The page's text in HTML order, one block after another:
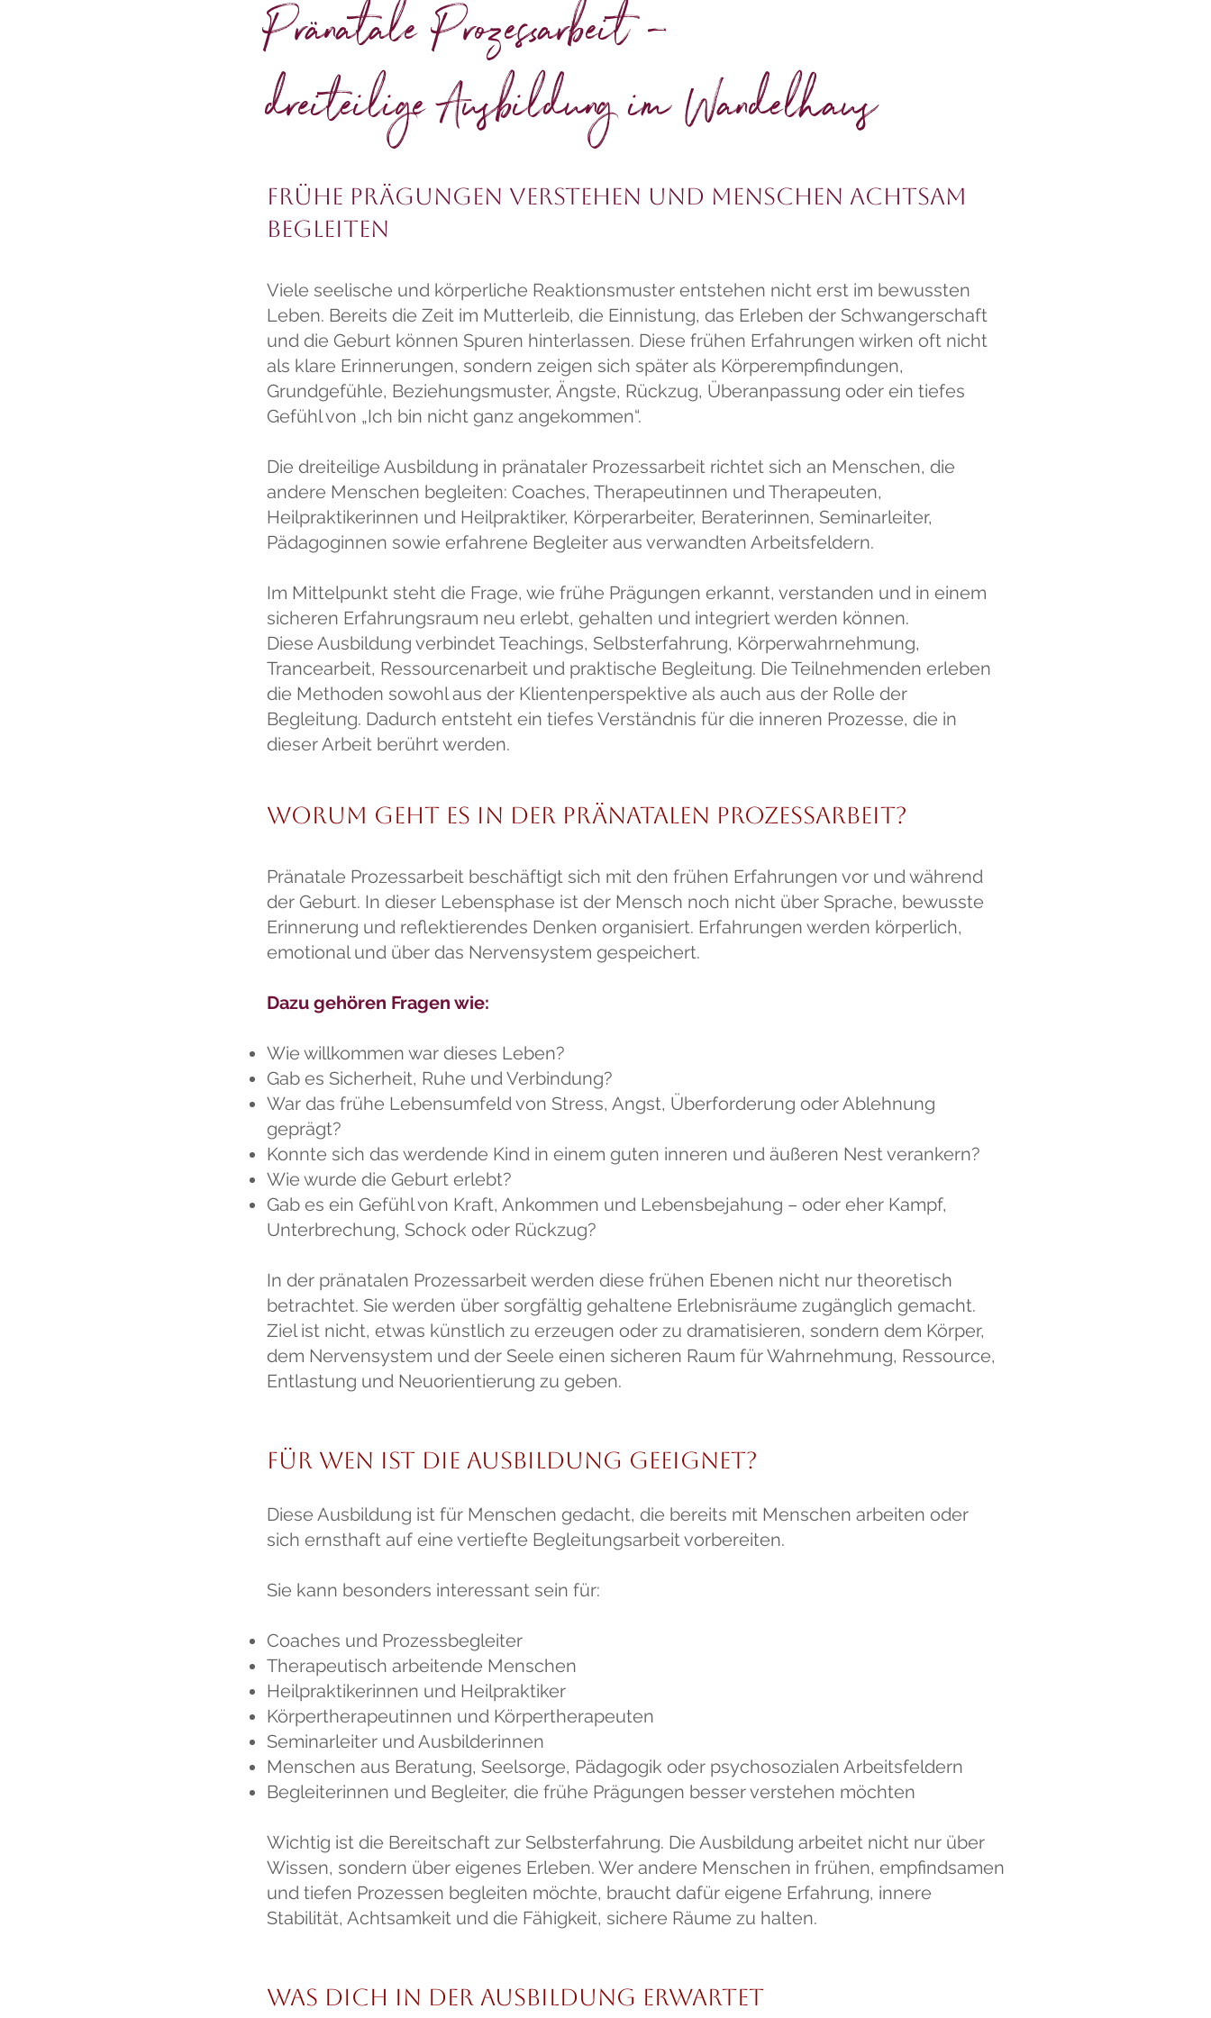
Pränatale Prozessarbeit –
dreiteilige Ausbildung im Wandelhaus
Frühe Prägungen verstehen und Menschen achtsam
begleiten
Viele seelische und körperliche Reaktionsmuster entstehen nicht erst im bewussten
Leben. Bereits die Zeit im Mutterleib, die Einnistung, das Erleben der Schwangerschaft
und die Geburt können Spuren hinterlassen. Diese frühen Erfahrungen wirken oft nicht
als klare Erinnerungen, sondern zeigen sich später als Körperempfindungen,
Grundgefühle, Beziehungsmuster, Ängste, Rückzug, Überanpassung oder ein tiefes
Gefühl von „Ich bin nicht ganz angekommen“.
Die dreiteilige Ausbildung in pränataler Prozessarbeit richtet sich an Menschen, die
andere Menschen begleiten: Coaches, Therapeutinnen und Therapeuten,
Heilpraktikerinnen und Heilpraktiker, Körperarbeiter, Beraterinnen, Seminarleiter,
Pädagoginnen sowie erfahrene Begleiter aus verwandten Arbeitsfeldern.
Im Mittelpunkt steht die Frage, wie frühe Prägungen erkannt, verstanden und in einem
sicheren Erfahrungsraum neu erlebt, gehalten und integriert werden können.
Diese Ausbildung verbindet Teachings, Selbsterfahrung, Körperwahrnehmung,
Trancearbeit, Ressourcenarbeit und praktische Begleitung. Die Teilnehmenden erleben
die Methoden sowohl aus der Klientenperspektive als auch aus der Rolle der
Begleitung. Dadurch entsteht ein tiefes Verständnis für die inneren Prozesse, die in
dieser Arbeit berührt werden.
Worum geht es in der pränatalen Prozessarbeit?
Pränatale Prozessarbeit beschäftigt sich mit den frühen Erfahrungen vor und während
der Geburt. In dieser Lebensphase ist der Mensch noch nicht über Sprache, bewusste
Erinnerung und reflektierendes Denken organisiert. Erfahrungen werden körperlich,
emotional und über das Nervensystem gespeichert.
Dazu gehören Fragen wie:
Wie willkommen war dieses Leben?
Gab es Sicherheit, Ruhe und Verbindung?
War das frühe Lebensumfeld von Stress, Angst, Überforderung oder Ablehnung
geprägt?
Konnte sich das werdende Kind in einem guten inneren und äußeren Nest verankern?
Wie wurde die Geburt erlebt?
Gab es ein Gefühl von Kraft, Ankommen und Lebensbejahung – oder eher Kampf,
Unterbrechung, Schock oder Rückzug?
In der pränatalen Prozessarbeit werden diese frühen Ebenen nicht nur theoretisch
betrachtet. Sie werden über sorgfältig gehaltene Erlebnisräume zugänglich gemacht.
Ziel ist nicht, etwas künstlich zu erzeugen oder zu dramatisieren, sondern dem Körper,
dem Nervensystem und der Seele einen sicheren Raum für Wahrnehmung, Ressource,
Entlastung und Neuorientierung zu geben.
Für wen ist die Ausbildung geeignet?
Diese Ausbildung ist für Menschen gedacht, die bereits mit Menschen arbeiten oder
sich ernsthaft auf eine vertiefte Begleitungsarbeit vorbereiten.
Sie kann besonders interessant sein für:
Coaches und Prozessbegleiter
Therapeutisch arbeitende Menschen
Heilpraktikerinnen und Heilpraktiker
Körpertherapeutinnen und Körpertherapeuten
Seminarleiter und Ausbilderinnen
Menschen aus Beratung, Seelsorge, Pädagogik oder psychosozialen Arbeitsfeldern
Begleiterinnen und Begleiter, die frühe Prägungen besser verstehen möchten
Wichtig ist die Bereitschaft zur Selbsterfahrung. Die Ausbildung arbeitet nicht nur über
Wissen, sondern über eigenes Erleben. Wer andere Menschen in frühen, empfindsamen
und tiefen Prozessen begleiten möchte, braucht dafür eigene Erfahrung, innere
Stabilität, Achtsamkeit und die Fähigkeit, sichere Räume zu halten.
Was dich in der Ausbildung erwartet